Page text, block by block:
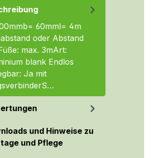
60mml= 4m
oder Abstand
max. 3mArt:
blank Endlos
Ja mit
und Hinweise zu
und Pflege